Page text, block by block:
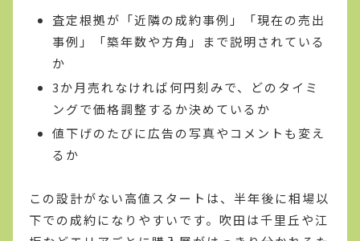
査定根拠が「近隣の成約事例」「現在の売出
事例」「築年数や方角」まで説明されている
か
3か月売れなければ何円刻みで、どのタイミ
ングで価格調整するか決めているか
値下げのたびに広告の写真やコメントも変え
るか
この設計がない高値スタートは、半年後に相場以
下での成約になりやすいです。吹田は千里丘や江